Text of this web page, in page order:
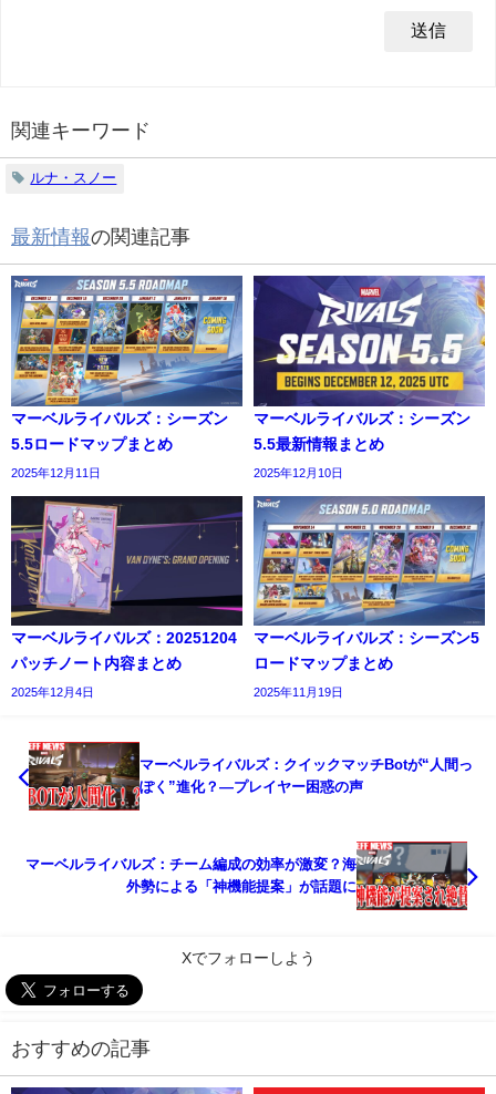
関連キーワード
ルナ・スノー
最新情報の関連記事
マーベルライバルズ：シーズン
5.5ロードマップまとめ
2025年12月11日
マーベルライバルズ：シーズン
5.5最新情報まとめ
2025年12月10日
マーベルライバルズ：20251204
パッチノート内容まとめ
2025年12月4日
マーベルライバルズ：シーズン5
ロードマップまとめ
2025年11月19日
マーベルライバルズ：クイックマッチBotが“人間っ
ぽく”進化？—プレイヤー困惑の声
マーベルライバルズ：チーム編成の効率が激変？海
外勢による「神機能提案」が話題に
Xでフォローしよう
おすすめの記事